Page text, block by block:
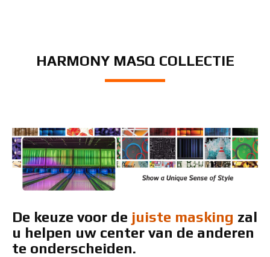
HARMONY MASQ COLLECTIE
De keuze voor de juiste masking zal
u helpen uw center van de anderen
te onderscheiden.